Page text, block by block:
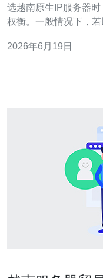
选越南原生IP服务器
权衡。一般情况下，
器是最佳；若追求性价
2026年6月19日